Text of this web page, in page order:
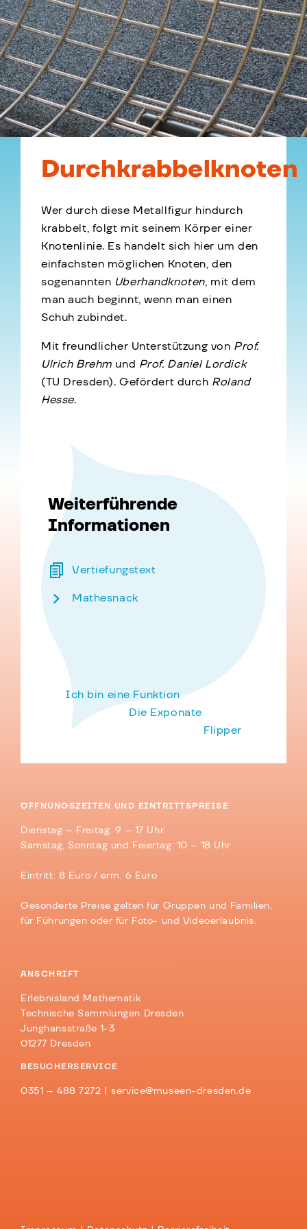
Durchkrabbelknoten
Wer durch diese Metallfigur hindurch
krabbelt, folgt mit seinem Körper einer
Knotenlinie. Es handelt sich hier um den
einfachsten möglichen Knoten, den
sogenannten Überhandknoten, mit dem
man auch beginnt, wenn man einen
Schuh zubindet.
Mit freundlicher Unterstützung von Prof.
Ulrich Brehm und Prof. Daniel Lordick
(TU Dresden). Gefördert durch Roland
Hesse.
Weiterführende
Informationen
Vertiefungstext
Mathesnack
Ich bin eine Funktion
Die Exponate
Flipper
ÖFFNUNGSZEITEN UND EINTRITTSPREISE
Dienstag – Freitag: 9 – 17 Uhr
Samstag, Sonntag und Feiertag: 10 – 18 Uhr
Eintritt: 8 Euro / erm. 6 Euro
Gesonderte Preise gelten für Gruppen und Familien,
für Führungen oder für Foto- und Videoerlaubnis.
ANSCHRIFT
Erlebnisland Mathematik
Technische Sammlungen Dresden
Junghansstraße 1-3
01277 Dresden
BESUCHERSERVICE
0351 – 488 7272 |service@museen-dresden.de